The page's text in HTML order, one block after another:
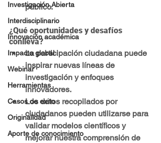
Investigación Abierta
Interdisciplinario
Innovación académica
Impacto global
Webinar
Herramientas
Casos de exito
Originalidad
Aporte de conocimiento
público.
¿Qué oportunidades y desafíos
conlleva?
La participación ciudadana puede
inspirar nuevas líneas de
investigación y enfoques
innovadores.
Los datos recopilados por
ciudadanos pueden utilizarse para
validar modelos científicos y
mejorar nuestra comprensión de